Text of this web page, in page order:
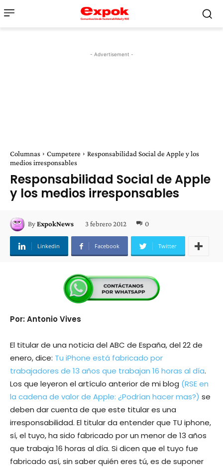
- Advertisement -
Columnas Cumpetere
Responsabilidad Social de Apple y los
medios irresponsables
Responsabilidad Social de Apple
y los medios irresponsables
ByExpokNews 3 febrero 2012 0
Linkedin Facebook Twitter
Por: Antonio Vives
El titular de una noticia del ABC de España, del 22 de
enero, dice: Tu iPhone está fabricado por
trabajadores de 13 años que trabajan 16 horas al día.
Los que leyeron el artículo anterior de mi blog (RSE en
la cadena de valor de Apple: ¿Podrían hacer mas?) se
deben dar cuenta de que este titular es una
irresponsabilidad. El titular da entender que TU iphone,
sí, el tuyo, ha sido fabricado por un menor de 13 años
que trabaja 16 horas al día. Si dicen que el tuyo fue
fabricado así, sin saber quién eres tú, es de suponer